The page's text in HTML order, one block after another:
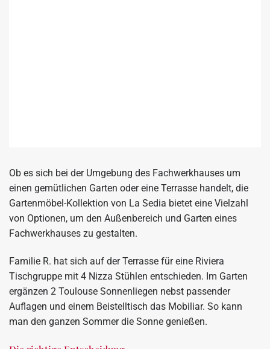
Ob es sich bei der Umgebung des Fachwerkhauses um
einen gemütlichen Garten oder eine Terrasse handelt, die
Gartenmöbel-Kollektion von La Sedia bietet eine Vielzahl
von Optionen, um den Außenbereich und Garten eines
Fachwerkhauses zu gestalten.
Familie R. hat sich auf der Terrasse für eine Riviera
Tischgruppe mit 4 Nizza Stühlen entschieden. Im Garten
ergänzen 2 Toulouse Sonnenliegen nebst passender
Auflagen und einem Beistelltisch das Mobiliar. So kann
man den ganzen Sommer die Sonne genießen.